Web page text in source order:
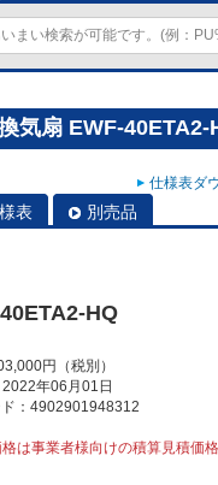
気扇 EWF-40ETA2-
仕様表ダ
表 別売品
HQ
円（税別）
年06月01日
：4902901948312
は事業者様向けの積算見積価